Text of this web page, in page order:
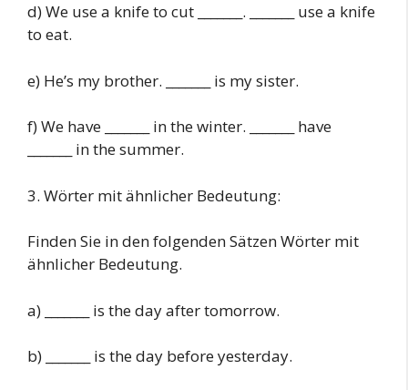
d) We use a knife to cut _______. _______ use a knife
to eat.
e) He’s my brother. _______ is my sister.
f) We have _______ in the winter. _______ have
_______ in the summer.
3. Wörter mit ähnlicher Bedeutung:
Finden Sie in den folgenden Sätzen Wörter mit
ähnlicher Bedeutung.
a) _______ is the day after tomorrow.
b) _______ is the day before yesterday.